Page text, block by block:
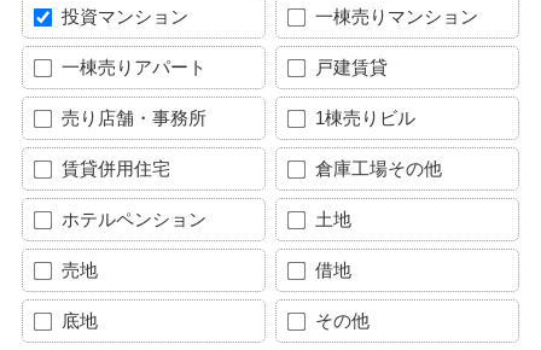
投資マンション 一棟売りマンション
一棟売りアパート 戸建賃貸
売り店舗・事務所 1棟売りビル
賃貸併用住宅 倉庫工場その他
ホテルペンション 土地
売地 借地
底地 その他